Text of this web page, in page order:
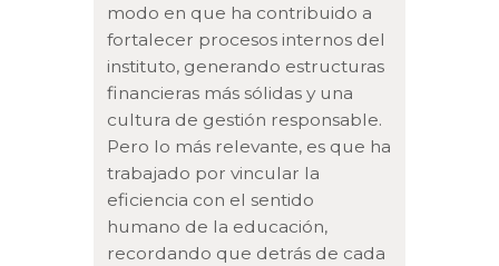
modo en que ha contribuido a
fortalecer procesos internos del
instituto, generando estructuras
financieras más sólidas y una
cultura de gestión responsable.
Pero lo más relevante, es que ha
trabajado por vincular la
eficiencia con el sentido
humano de la educación,
recordando que detrás de cada